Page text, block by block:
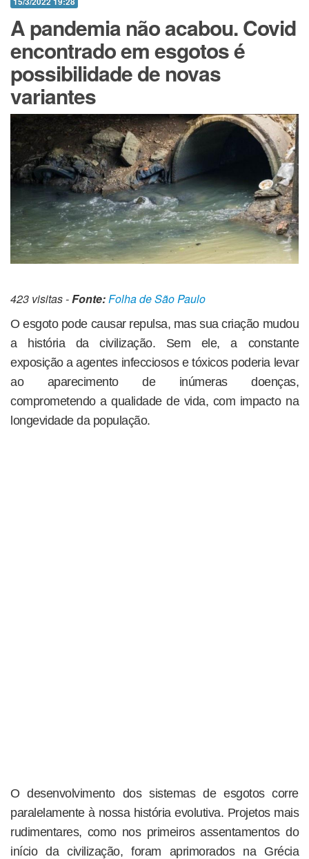
A pandemia não acabou. Covid
encontrado em esgotos é
possibilidade de novas
variantes
423 visitas -Fonte:Folha de São Paulo
O esgoto pode causar repulsa, mas sua criação mudou
a história da civilização. Sem ele, a constante
exposição a agentes infecciosos e tóxicos poderia levar
ao aparecimento de inúmeras doenças,
comprometendo a qualidade de vida, com impacto na
longevidade da população.
O desenvolvimento dos sistemas de esgotos corre
paralelamente à nossa história evolutiva. Projetos mais
rudimentares, como nos primeiros assentamentos do
início da civilização, foram aprimorados na Grécia